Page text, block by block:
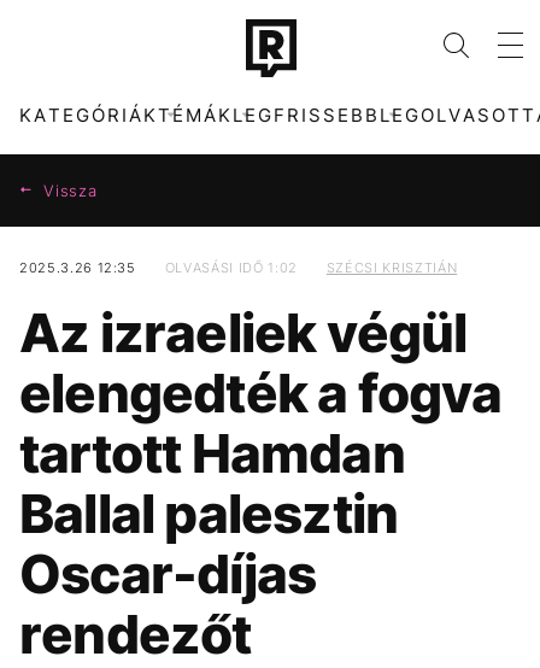
KATEGÓRIÁKTÉMÁKLEGFRISSEBB
ZENE DIVAT
KULTÚRA ENTR
FILM + SOROZAT TECH-TUDOMÁNY
SPORT TÁRSADALOM
ÉLETMÓD DESIGN
BESZÉLGETÉSEK
DUNA MAGYARORSZÁG
TIKTOK HŐSÉG
CELEB MAJKA
MTVA FIDESZ
Vissza
2025.3.26 12:35 OLVASÁSI IDŐ 1:02 SZÉCSI KRISZTIÁN
Az izraeliek végül
elengedték a fogva
tartott Hamdan
Ballal palesztin
Oscar-díjas
rendezőt